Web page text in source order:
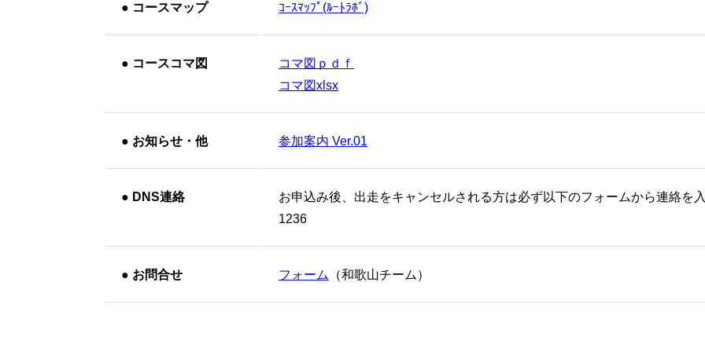
● コースマップ ｺｰｽﾏｯﾌﾟ(ﾙｰﾄﾗﾎﾞ)
● コースコマ図
コマ図ｐｄｆ
コマ図xlsx
● お知らせ・他 参加案内 Ver.01
● DNS連絡
お申込み後、出走をキャンセルされる方は必ず以下のフォームから連絡を
1236
● お問合せ フォーム （和歌山チーム）